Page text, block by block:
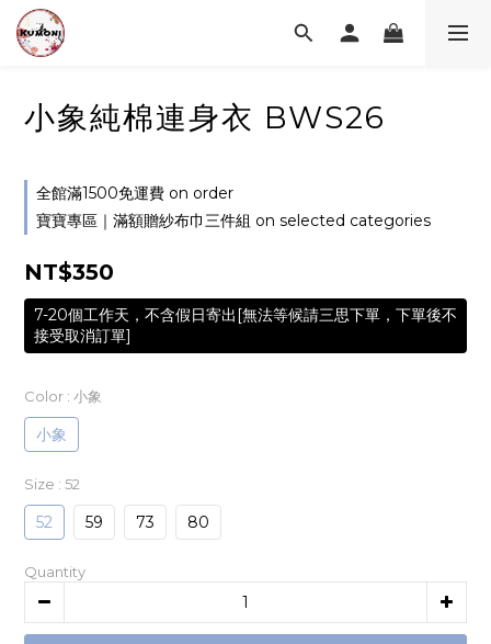
小象純棉連身衣 BWS26
全館滿1500免運費 on order
寶寶專區｜滿額贈紗布巾三件組 on selected categories
NT$350
7-20個工作天，不含假日寄出[無法等候請三思下單，下單後不
接受取消訂單]
Color : 小象
小象
Size : 52
52 59 73 80
Quantity